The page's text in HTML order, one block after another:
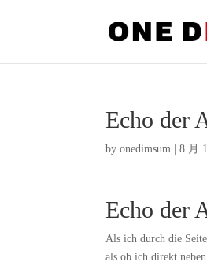
Echo der
byonedimsum |8 月
Echo der
Als ich durch die
als ob ich direkt